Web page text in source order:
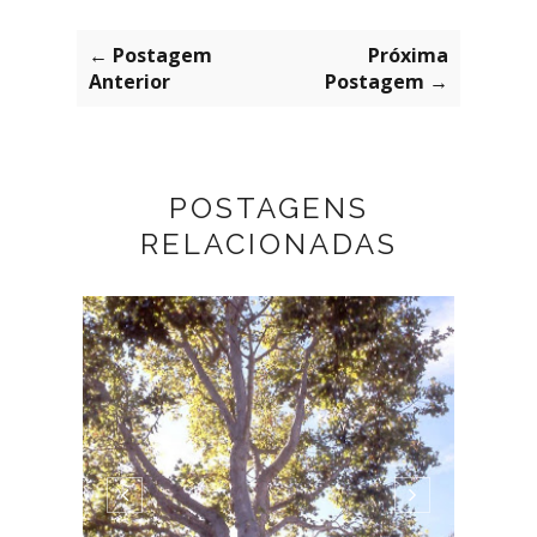
← Postagem
Anterior
Próxima
Postagem →
POSTAGENS
RELACIONADAS